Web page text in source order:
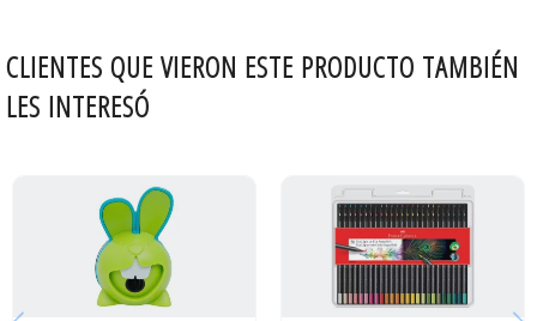
CLIENTES QUE VIERON ESTE PRODUCTO TAMBIÉN
LES INTERESÓ